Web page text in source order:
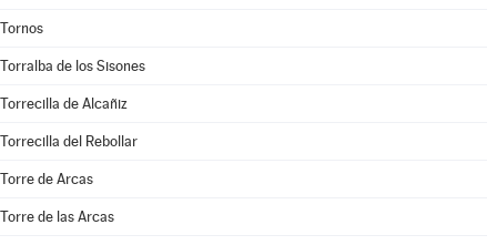
Tornos
Torralba de los Sisones
Torrecilla de Alcañiz
Torrecilla del Rebollar
Torre de Arcas
Torre de las Arcas